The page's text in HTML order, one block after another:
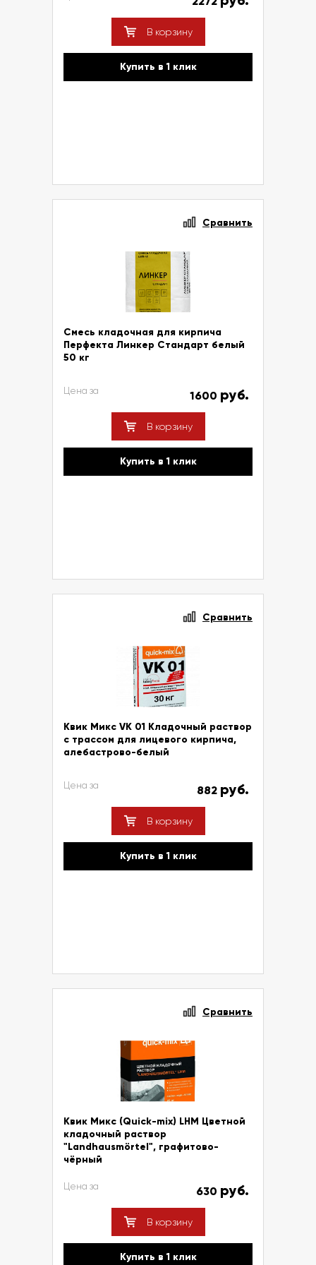
В корзину
Купить в 1 клик
Сравнить
Смесь кладочная для кирпича
Перфекта Линкер Стандарт белый
50 кг
Цена за 1600 руб.
В корзину
Купить в 1 клик
Сравнить
Квик Микс VK 01 Кладочный раствор
с трассом для лицевого кирпича,
алебастрово-белый
Цена за 882 руб.
В корзину
Купить в 1 клик
Сравнить
Квик Микс (Quick-mix) LHM Цветной
кладочный раствор
"Landhausmörtel", графитово-
чёрный
Цена за 630 руб.
В корзину
Купить в 1 клик